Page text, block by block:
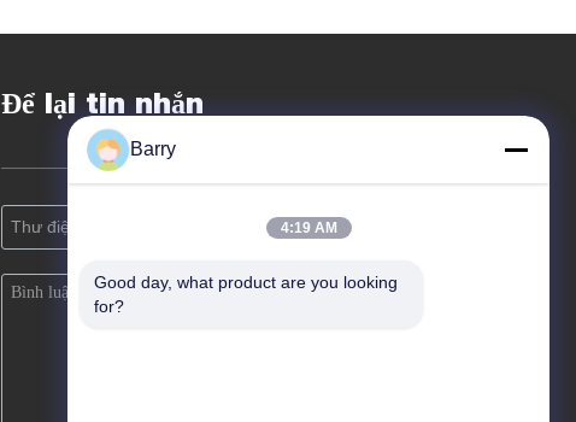
tải nặng 400ml / 500ml
chống gỉ
Để lại tin nhắn
Barry
4:19 AM
Good day, what product are you looking
for?